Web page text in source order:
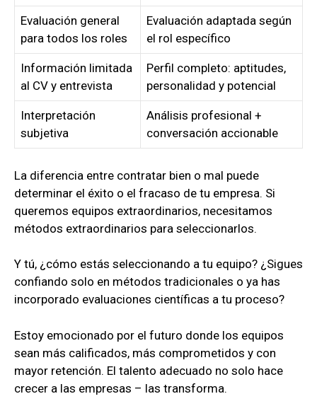
Evaluación general
para todos los roles
Evaluación adaptada según
el rol específico
Información limitada
al CV y entrevista
Perfil completo: aptitudes,
personalidad y potencial
Interpretación
subjetiva
Análisis profesional +
conversación accionable
La diferencia entre contratar bien o mal puede
determinar el éxito o el fracaso de tu empresa. Si
queremos equipos extraordinarios, necesitamos
métodos extraordinarios para seleccionarlos.
Y tú, ¿cómo estás seleccionando a tu equipo? ¿Sigues
confiando solo en métodos tradicionales o ya has
incorporado evaluaciones científicas a tu proceso?
Estoy emocionado por el futuro donde los equipos
sean más calificados, más comprometidos y con
mayor retención. El talento adecuado no solo hace
crecer a las empresas – las transforma.